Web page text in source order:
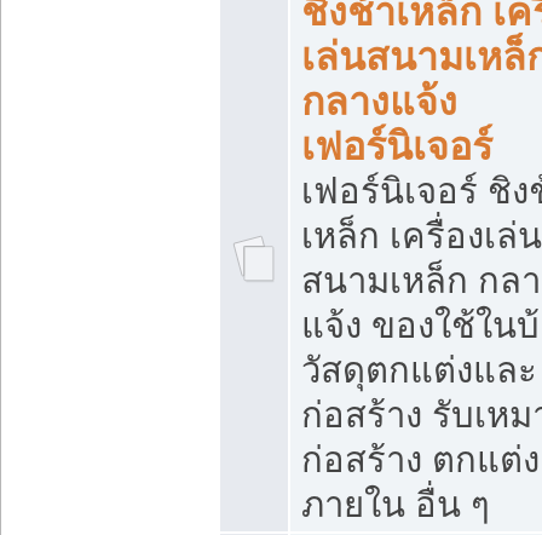
ชิงช้าเหล็ก เค
เล่นสนามเหล็
กลางแจ้ง
เฟอร์นิเจอร์
เฟอร์นิเจอร์ ชิง
เหล็ก เครื่องเล่น
สนามเหล็ก กล
แจ้ง ของใช้ใน
วัสดุตกแต่งและ
ก่อสร้าง รับเหม
ก่อสร้าง ตกแต่ง
ภายใน อื่น ๆ